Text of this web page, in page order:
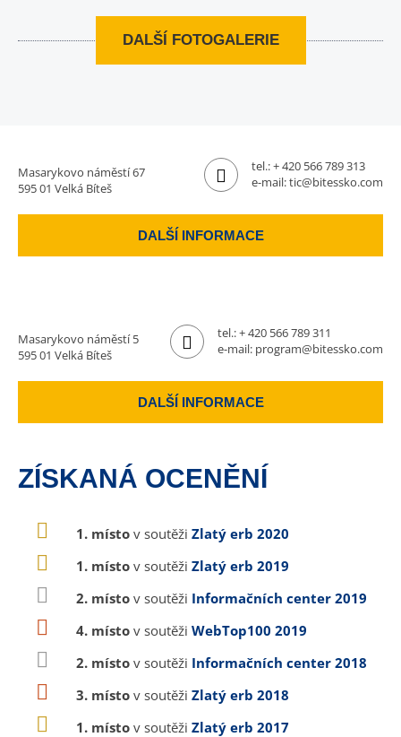
DALŠÍ FOTOGALERIE
Masarykovo náměstí 67
595 01 Velká Bíteš
tel.:+ 420 566 789 313
e-mail:tic@bitessko.com
DALŠÍ INFORMACE
Masarykovo náměstí 5
595 01 Velká Bíteš
tel.:+ 420 566 789 311
e-mail: program@bitessko.com
DALŠÍ INFORMACE
ZÍSKANÁ OCENĚNÍ
1. místo v soutěži Zlatý erb 2020
1. místo v soutěži Zlatý erb 2019
2. místo v soutěži Informačních center 2019
4. místo v soutěži WebTop100 2019
2. místo v soutěži Informačních center 2018
3. místo v soutěži Zlatý erb 2018
1. místo v soutěži Zlatý erb 2017